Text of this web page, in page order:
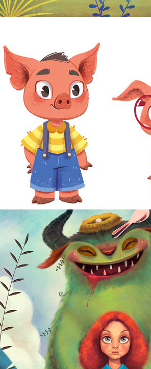
4 PORQUINHOS
PIECE OF MY HEART